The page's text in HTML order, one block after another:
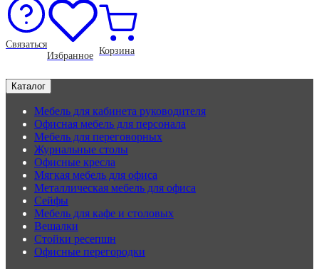
Связаться
Избранное Корзина
Каталог
Мебель для кабинета руководителя
Офисная мебель для персонала
Мебель для переговорных
Журнальные столы
Офисные кресла
Мягкая мебель для офиса
Металлическая мебель для офиса
Сейфы
Мебель для кафе и столовых
Вешалки
Стойки ресепшн
Офисные перегородки